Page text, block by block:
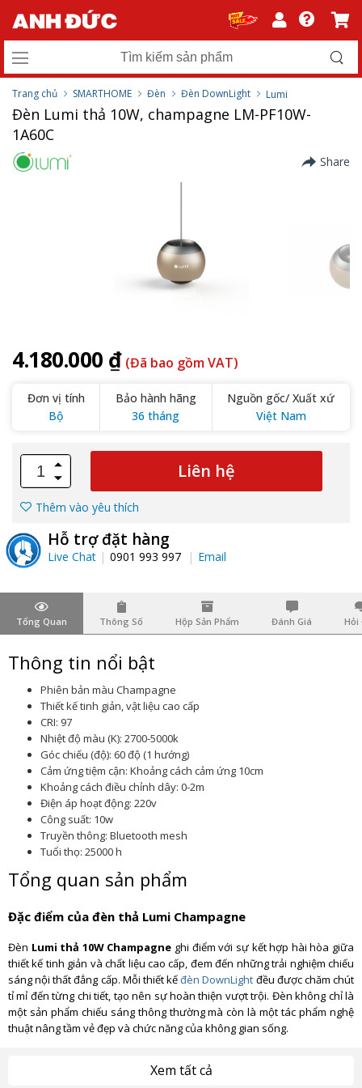
Trang chủ SMARTHOME Đèn Đèn DownLight Lumi
Đèn Lumi thả 10W, champagne LM-PF10W-
1A60C
Share
4.180.000 ₫ (Đã bao gồm VAT)
Đơn vị tính
Bộ
Bảo hành hãng
36 tháng
Nguồn gốc/ Xuất xứ
Việt Nam
Liên hệ
Thêm vào yêu thích
Hỗ trợ đặt hàng
Live Chat 0901 993 997 Email
Tổng Quan Thông Số Hộp Sản Phẩm Đánh Giá Hỏi
Thông tin nổi bật
Phiên bản màu Champagne
Thiết kế tinh giản, vật liệu cao cấp
CRI: 97
Nhiệt độ màu (K): 2700-5000k
Góc chiếu (độ): 60 độ (1 hướng)
Cảm ứng tiệm cận: Khoảng cách cảm ứng 10cm
Khoảng cách điều chỉnh dây: 0-2m
Điện áp hoạt động: 220v
Công suất: 10w
Truyền thông: Bluetooth mesh
Tuổi thọ: 25000 h
Tổng quan sản phẩm
Đặc điểm của đèn thả Lumi Champagne
Đèn Lumi thả 10W Champagne ghi điểm với sự kết hợp hài hòa giữa
thiết kế tinh giản và chất liệu cao cấp, đem đến những trải nghiệm chiếu
sáng nội thất đẳng cấp. Mỗi thiết kếđèn DownLight đều được chăm chút
tỉ mỉ đến từng chi tiết, tạo nên sự hoàn thiện vượt trội. Đèn không chỉ là
một sản phẩm chiếu sáng thông thường mà còn là một tác phẩm nghệ
thuật nâng tầm vẻ đẹp và chức năng của không gian sống.
thăng hoa cảm xúc, giúp không gian trở nên sống động và sắc màu hơn
Xem tất cả